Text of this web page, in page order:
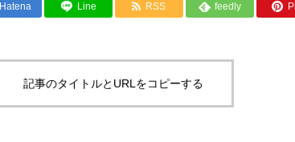
Hatena Line RSS feedly
記事のタイトルとURLをコピーする